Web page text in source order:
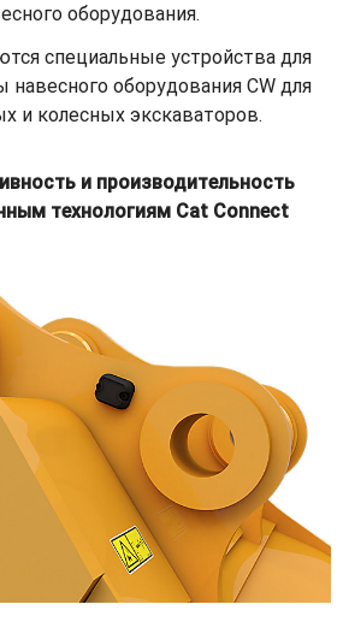
оборудования.
специальные устройства для
оборудования CW для
и колесных экскаваторов.
и производительность
технологиям Cat Connect